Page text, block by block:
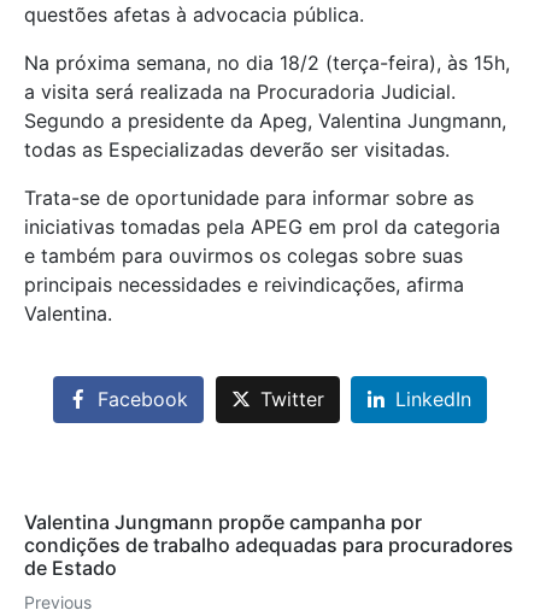
questões afetas à advocacia pública.
Na próxima semana, no dia 18/2 (terça-feira), às 15h,
a visita será realizada na Procuradoria Judicial.
Segundo a presidente da Apeg, Valentina Jungmann,
todas as Especializadas deverão ser visitadas.
Trata-se de oportunidade para informar sobre as
iniciativas tomadas pela APEG em prol da categoria
e também para ouvirmos os colegas sobre suas
principais necessidades e reivindicações, afirma
Valentina.
Facebook Twitter LinkedIn
Valentina Jungmann propõe campanha por
condições de trabalho adequadas para procuradores
de Estado
Previous